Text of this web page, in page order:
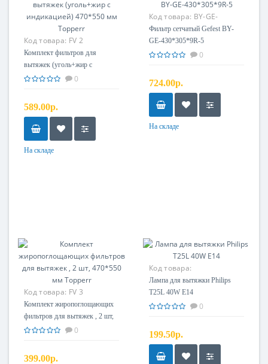
Код товара: FV 2
Комплект фильтров для
вытяжек (уголь+жир с
индикацией) 470*550 мм
0
589.00р.
На складе
Код товара: BY-GE-
4303059R-5
Фильтр сетчатый Gefest BY-
GE-430*305*9R-5
0
724.00р.
На складе
Код товара: FV 3
Комплект жиропоглощающих
фильтров для вытяжек , 2 шт,
470*550 мм Topperr
0
399.00р.
Код товара:
Лампа для вытяжки Philips
T25L 40W E14
0
199.50р.